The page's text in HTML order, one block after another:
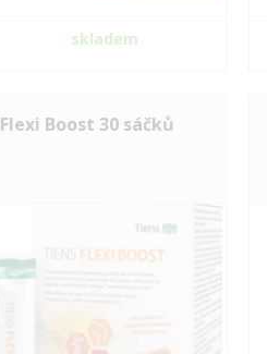
skladem
Flexi Boost 30 sáčků